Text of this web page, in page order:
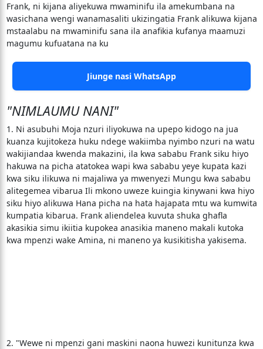
Frank, ni kijana aliyekuwa mwaminifu ila amekumbana na
wasichana wengi wanamasaliti ukizingatia Frank alikuwa kijana
mstaalabu na mwaminifu sana ila anafikia kufanya maamuzi
magumu kufuatana na ku
Jiunge nasi WhatsApp
"NIMLAUMU NANI"
1. Ni asubuhi Moja nzuri iliyokuwa na upepo kidogo na jua
kuanza kujitokeza huku ndege wakiimba nyimbo nzuri na watu
wakijiandaa kwenda makazini, ila kwa sababu Frank siku hiyo
hakuwa na picha atatokea wapi kwa sababu yeye kupata kazi
kwa siku ilikuwa ni majaliwa ya mwenyezi Mungu kwa sababu
alitegemea vibarua Ili mkono uweze kuingia kinywani kwa hiyo
siku hiyo alikuwa Hana picha na hata hajapata mtu wa kumwita
kumpatia kibarua. Frank aliendelea kuvuta shuka ghafla
akasikia simu ikiitia kupokea anasikia maneno makali kutoka
kwa mpenzi wake Amina, ni maneno ya kusikitisha yakisema.
2. "Wewe ni mpenzi gani maskini naona huwezi kunitunza kwa